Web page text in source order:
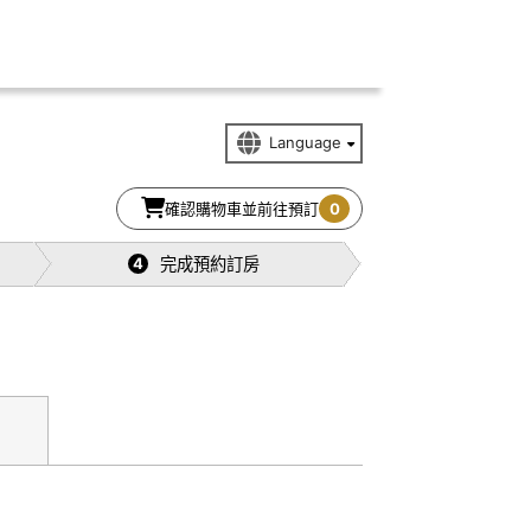
確認購物車並前往預訂 0
4 完成預約訂房